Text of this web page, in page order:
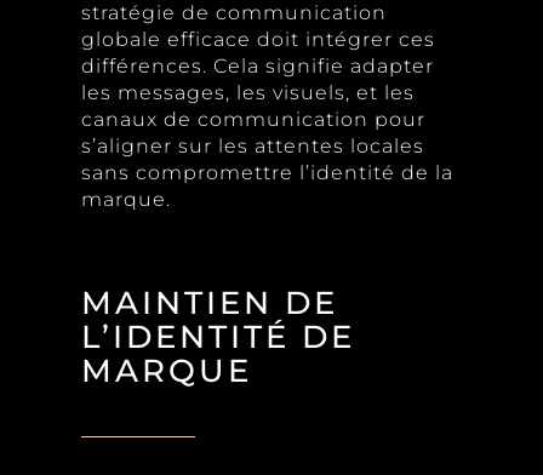
stratégie de communication
globale efficace doit intégrer ces
différences. Cela signifie adapter
les messages, les visuels, et les
canaux de communication pour
s’aligner sur les attentes locales
sans compromettre l’identité de la
marque.
MAINTIEN DE
L’IDENTITÉ DE
MARQUE